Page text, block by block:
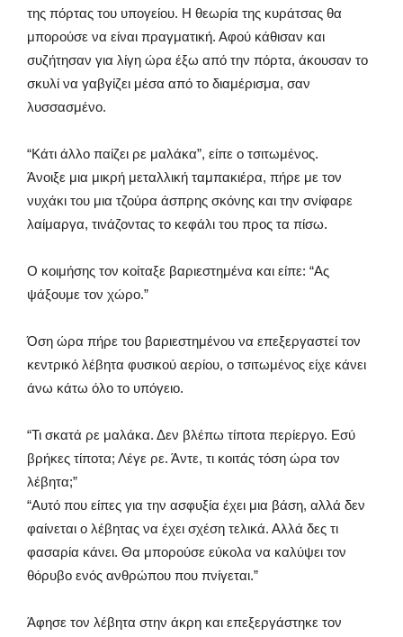
της πόρτας του υπογείου. Η θεωρία της κυράτσας θα
μπορούσε να είναι πραγματική. Αφού κάθισαν και
συζήτησαν για λίγη ώρα έξω από την πόρτα, άκουσαν το
σκυλί να γαβγίζει μέσα από το διαμέρισμα, σαν
λυσσασμένο.
“Κάτι άλλο παίζει ρε μαλάκα”, είπε ο τσιτωμένος.
Άνοιξε μια μικρή μεταλλική ταμπακιέρα, πήρε με τον
νυχάκι του μια τζούρα άσπρης σκόνης και την σνίφαρε
λαίμαργα, τινάζοντας το κεφάλι του προς τα πίσω.
Ο κοιμήσης τον κοίταξε βαριεστημένα και είπε: “Ας
ψάξουμε τον χώρο.”
Όση ώρα πήρε του βαριεστημένου να επεξεργαστεί τον
κεντρικό λέβητα φυσικού αερίου, ο τσιτωμένος είχε κάνει
άνω κάτω όλο το υπόγειο.
“Τι σκατά ρε μαλάκα. Δεν βλέπω τίποτα περίεργο. Εσύ
βρήκες τίποτα; Λέγε ρε. Άντε, τι κοιτάς τόση ώρα τον
λέβητα;”
“Αυτό που είπες για την ασφυξία έχει μια βάση, αλλά δεν
φαίνεται ο λέβητας να έχει σχέση τελικά. Αλλά δες τι
φασαρία κάνει. Θα μπορούσε εύκολα να καλύψει τον
θόρυβο ενός ανθρώπου που πνίγεται.”
Άφησε τον λέβητα στην άκρη και επεξεργάστηκε τον